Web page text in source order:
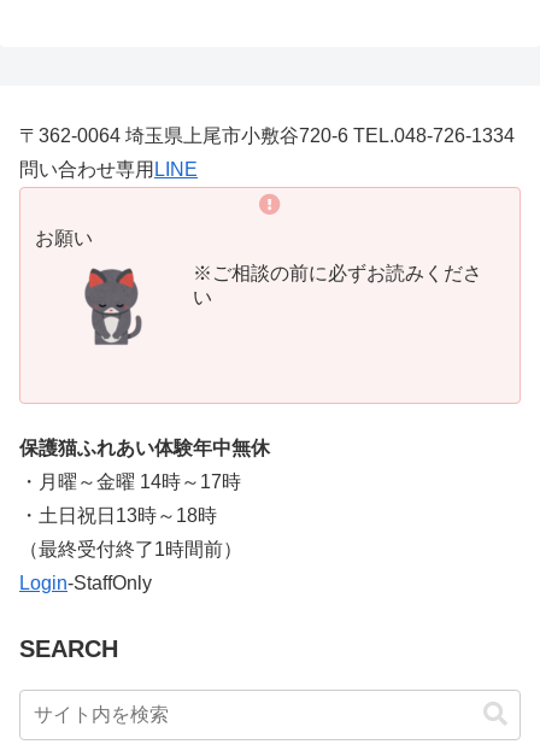
〒362-0064 埼玉県上尾市小敷谷720-6 TEL.048-726-1334
問い合わせ専用 LINE
お願い
※ご相談の前に必ずお読みくださ
い
保護猫ふれあい体験年中無休
・月曜～金曜 14時～17時
・土日祝日13時～18時
​（最終受付終了1時間前）
Login-StaffOnly
SEARCH